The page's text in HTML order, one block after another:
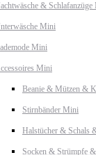
&
Mini
Mini
Mini
Beanie & Mützen &
Stirnbänder Mini
Halstücher & Schals
Socken & Strümpfe